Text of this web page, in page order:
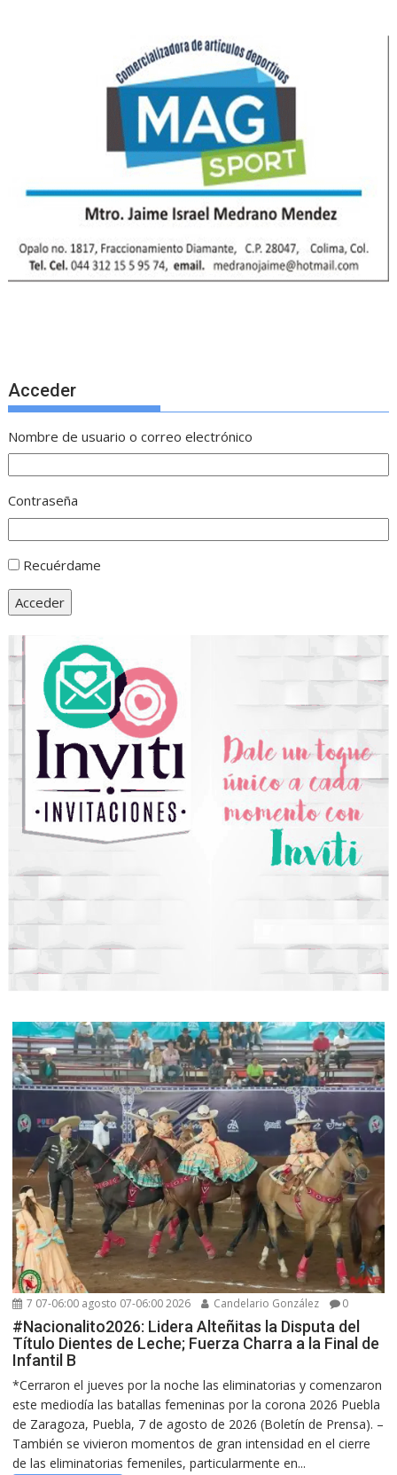
Acceder
Nombre de usuario o correo electrónico
Contraseña
Recuérdame
Acceder
7 07-06:00 agosto 07-06:00 2026 Candelario González 0
#Nacionalito2026: Lidera Alteñitas la Disputa del
Título Dientes de Leche; Fuerza Charra a la Final de
Infantil B
*Cerraron el jueves por la noche las eliminatorias y comenzaron
este mediodía las batallas femeninas por la corona 2026 Puebla
de Zaragoza, Puebla, 7 de agosto de 2026 (Boletín de Prensa). –
También se vivieron momentos de gran intensidad en el cierre
de las eliminatorias femeniles, particularmente en...